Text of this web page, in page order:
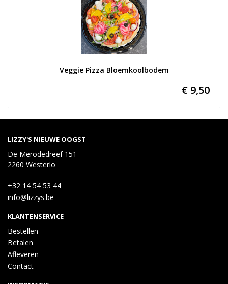
Veggie Pizza Bloemkoolbodem
€ 9,50
LIZZY'S NIEUWE OOGST
De Merodedreef 151
2260 Westerlo
+32 14 54 53 44
info@lizzys.be
KLANTENSERVICE
Bestellen
Betalen
Afleveren
Contact